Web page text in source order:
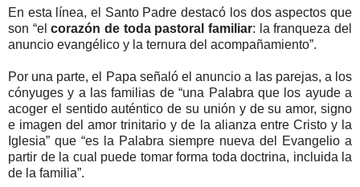
En esta línea, el Santo Padre destacó los dos aspectos que
son “elcorazón de toda pastoral familiar: la franqueza del
anuncio evangélico y la ternura del acompañamiento”.
Por una parte, el Papa señaló el anuncio a las parejas, a los
cónyuges y a las familias de “una Palabra que los ayude a
acoger el sentido auténtico de su unión y de su amor, signo
e imagen del amor trinitario y de la alianza entre Cristo y la
Iglesia” que “es la Palabra siempre nueva del Evangelio a
partir de la cual puede tomar forma toda doctrina, incluida la
de la familia”.